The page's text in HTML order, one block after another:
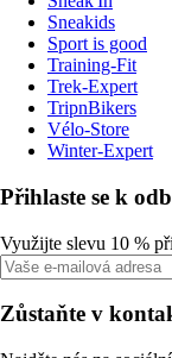
Sneakids
Sport is good
Training-Fit
Trek-Expert
TripnBikers
Vélo-Store
Winter-Expert
Přihlaste se k
Využijte slevu 10 %
Zůstaňte v